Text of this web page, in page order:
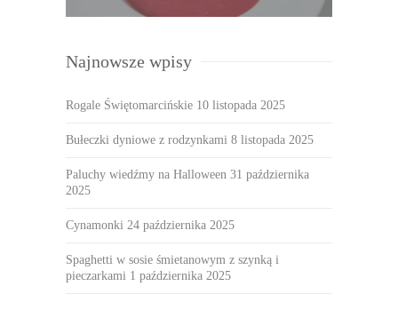
Najnowsze wpisy
Rogale Świętomarcińskie 10 listopada 2025
Bułeczki dyniowe z rodzynkami 8 listopada 2025
Paluchy wiedźmy na Halloween 31 października
2025
Cynamonki 24 października 2025
Spaghetti w sosie śmietanowym z szynką i
pieczarkami 1 października 2025